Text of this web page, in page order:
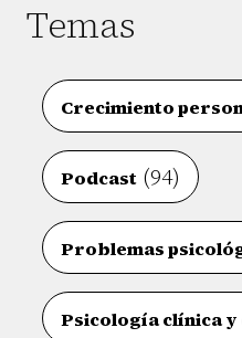
Temas
Crecimiento
Podcast (94)
Problemas
Psicología clínica y